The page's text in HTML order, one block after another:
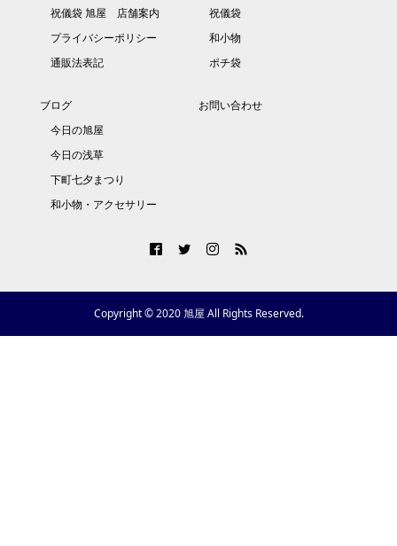
祝儀袋 旭屋 店舗案内
プライバシーポリシー
通販法表記
祝儀袋
和小物
ポチ袋
ブログ
今日の旭屋
今日の浅草
下町七夕まつり
和小物・アクセサリー
お問い合わせ
Copyright © 2020 旭屋 All Rights Reserved.